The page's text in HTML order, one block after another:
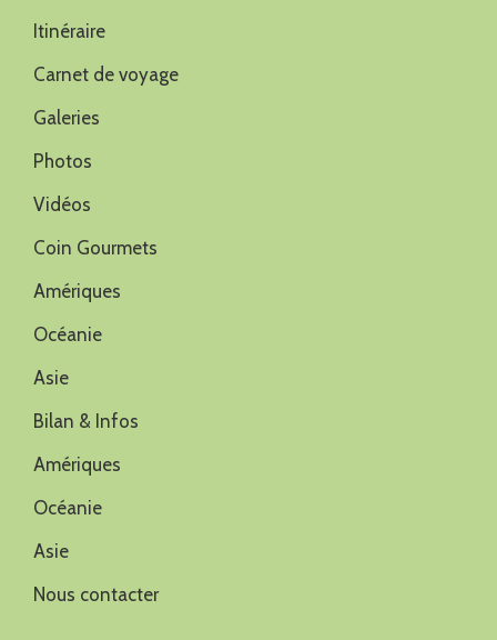
Itinéraire
Carnet de voyage
Galeries
Photos
Vidéos
Coin Gourmets
Amériques
Océanie
Asie
Bilan & Infos
Amériques
Océanie
Asie
Nous contacter